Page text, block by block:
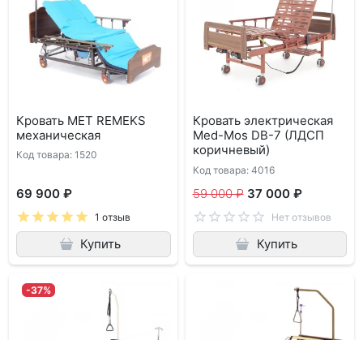
Кровать МЕТ REMEKS
механическая
Код товара: 1520
69 900 ₽
1 отзыв
Купить
Кровать электрическая
Med-Mos DB-7 (ЛДСП
коричневый)
Код товара: 4016
59 000 ₽ 37 000 ₽
Нет отзывов
Купить
-37%